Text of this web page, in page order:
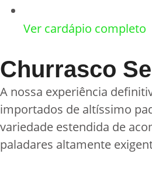
Ver cardápio completo
Churrasco
A nossa experiência
importados de altíssimo
variedade estendida de
paladares altamente